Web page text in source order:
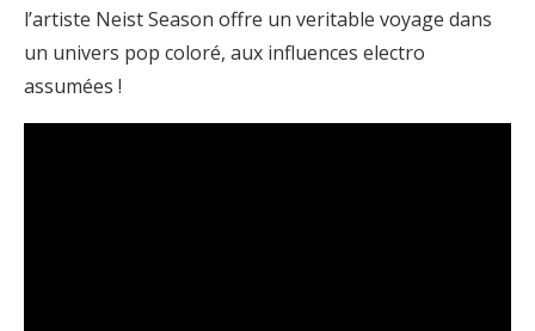
l’artiste Neist Season offre un veritable voyage dans
un univers pop coloré, aux influences electro
assumées !